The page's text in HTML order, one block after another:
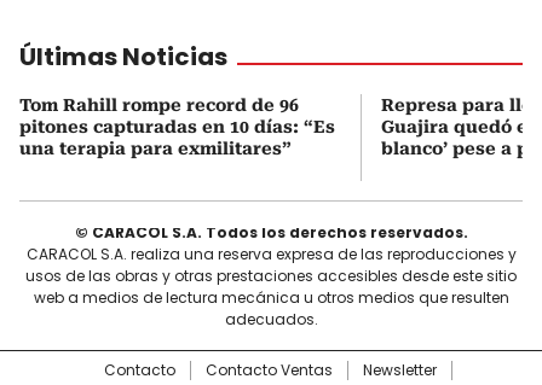
Últimas Noticias
Tom Rahill rompe record de 96
pitones capturadas en 10 días: “Es
una terapia para exmilitares”
Represa para
Guajira quedó en
blanco’ pese a
© CARACOL S.A. Todos los derechos reservados.
CARACOL S.A. realiza una reserva expresa de las reproducciones y
usos de las obras y otras prestaciones accesibles desde este sitio
web a medios de lectura mecánica u otros medios que resulten
adecuados.
Contacto Contacto Ventas
Newsletter